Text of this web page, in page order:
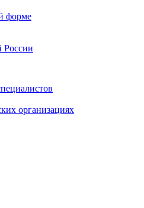
форме
России
организациях